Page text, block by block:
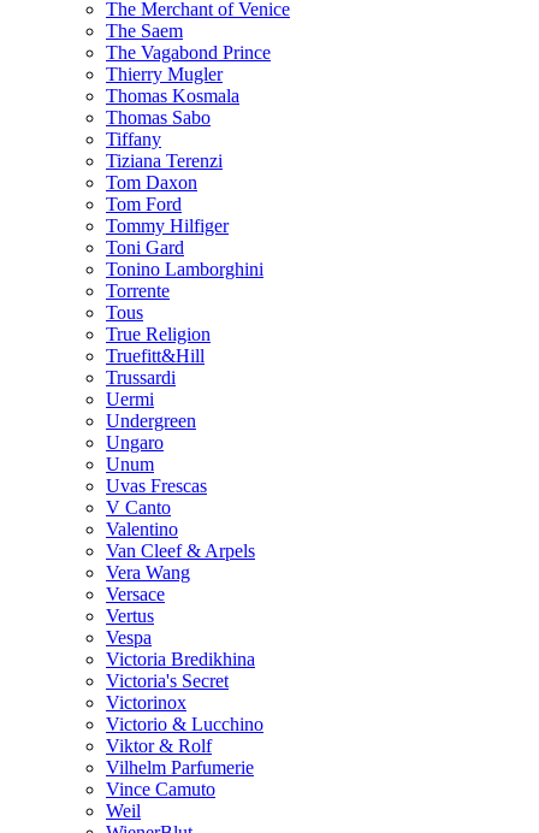
The Merchant of Venice
The Saem
The Vagabond Prince
Thierry Mugler
Thomas Kosmala
Thomas Sabo
Tiffany
Tiziana Terenzi
Tom Daxon
Tom Ford
Tommy Hilfiger
Toni Gard
Tonino Lamborghini
Torrente
Tous
True Religion
Truefitt&Hill
Trussardi
Uermi
Undergreen
Ungaro
Unum
Uvas Frescas
V Canto
Valentino
Van Cleef & Arpels
Vera Wang
Versace
Vertus
Vespa
Victoria Bredikhina
Victoria's Secret
Victorinox
Victorio & Lucchino
Viktor & Rolf
Vilhelm Parfumerie
Vince Camuto
Weil